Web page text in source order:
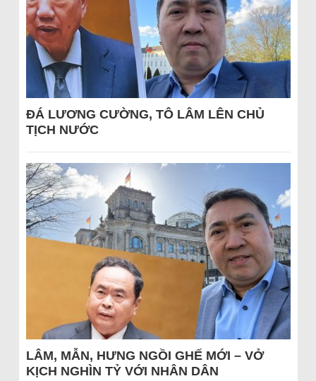
ĐÁ LƯƠNG CƯỜNG, TÔ LÂM LÊN CHỦ
TỊCH NƯỚC
LÂM, MẪN, HƯNG NGỒI GHẾ MỚI – VỞ
KỊCH NGHÌN TỶ VỚI NHÂN DÂN